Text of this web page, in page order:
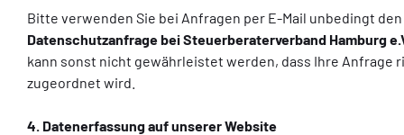
Bitte verwenden Sie bei Anfragen per E-Mail unbedingt den
Datenschutzanfrage bei Steuerberaterverband Hamburg
kann sonst nicht gewährleistet werden, dass Ihre Anfrage
zugeordnet wird.
4. Datenerfassung auf unserer Website